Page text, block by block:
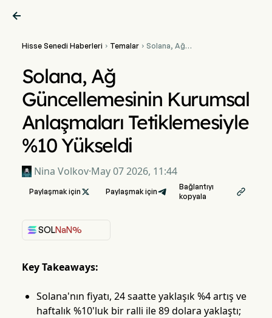

Hisse Senedi Haberleri  Temalar Solana, Ağ
Solana, Ağ
Güncellemesinin Kurumsal
Anlaşmaları Tetiklemesiyle
%10 Yükseldi
Nina Volkov·May 07 2026, 11:44
Paylaşmak için  Paylaşmak için
Bağlantıyı
kopyala

SOLNaN%
Key Takeaways:
Solana'nın fiyatı, 24 saatte yaklaşık %4 artış ve
haftalık %10'luk bir ralli ile 89 dolara yaklaştı;